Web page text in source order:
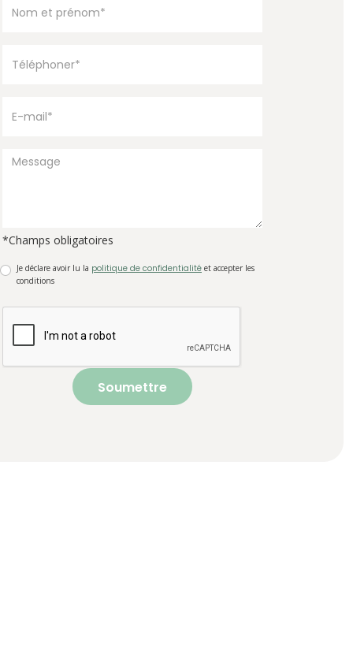
*Champs obligatoires
Je déclare avoir lu la politique de confidentialité et accepter les
conditions
Soumettre